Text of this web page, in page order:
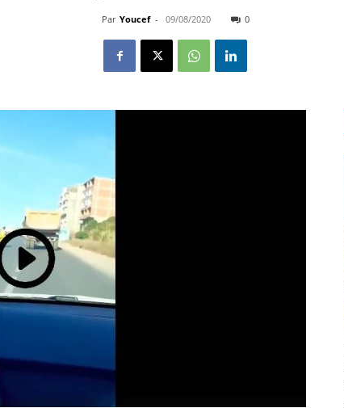
Par Youcef - 09/08/2020 0